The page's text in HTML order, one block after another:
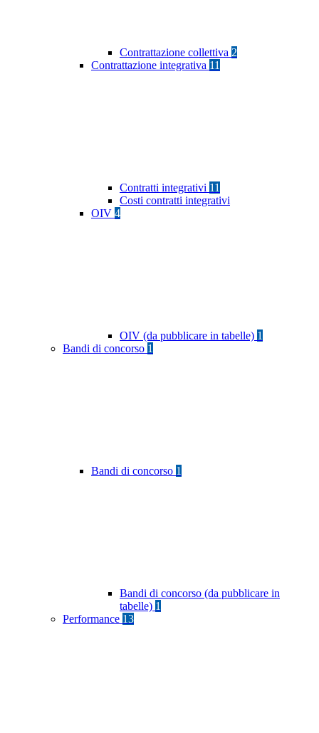
Contrattazione collettiva 2
Contrattazione integrativa 11
Contratti integrativi 11
Costi contratti integrativi
OIV 4
OIV (da pubblicare in tabelle) 1
Bandi di concorso 1
Bandi di concorso 1
Bandi di concorso (da pubblicare in
tabelle) 1
Performance 13